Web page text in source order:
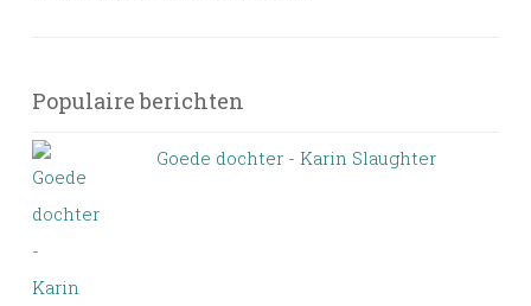
Populaire berichten
Goede dochter - Karin Slaughter